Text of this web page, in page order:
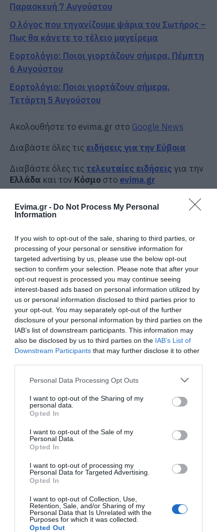
Evima.gr - Do Not Process My Personal
Information
If you wish to opt-out of the sale, sharing to third parties, or
processing of your personal or sensitive information for
targeted advertising by us, please use the below opt-out
section to confirm your selection. Please note that after your
opt-out request is processed you may continue seeing
interest-based ads based on personal information utilized by
us or personal information disclosed to third parties prior to
your opt-out. You may separately opt-out of the further
disclosure of your personal information by third parties on the
IAB’s list of downstream participants. This information may
also be disclosed by us to third parties on the IAB’s List of
Downstream Participants that may further disclose it to other
Please note that this website/app uses one or more Google
not limited to your visit or usage behaviour. You may click to
grant or deny consent to Google and its third-party tags to
use your data for below specified purposes in below Google
consent section.
Personal Data Processing Opt Outs
I want to opt-out of the Sharing of my
personal data.
Opted In
I want to opt-out of the Sale of my
Personal Data.
Opted In
I want to opt-out of processing my
Personal Data for Targeted Advertising.
Opted In
I want to opt-out of Collection, Use,
Retention, Sale, and/or Sharing of my
Personal Data that Is Unrelated with the
Purposes for which it was collected.
Opted Out
Παρασκευή 7 Αυγούστου
Ο λόγος που τηγανίζουμε ψάρια του Σωτήρος –
Πως θα κάνετε το τέλειο μαγείρεμα
Εορτολόγιο: Ποιοι γιορτάζουν σήμερα, Πέμπτη
6 Αυγούστου
Εορτολόγιο: Ποιοι γιορτάζουν σήμερα,
Τετάρτη 5 Αυγούστου
Ακολουθήστε το evima.gr στο Google News
Διαβάστε όλες τις ειδήσεις για την Εύβοια
Διαβάστε όλες τις τελευταίες ειδήσεις για την
Ελλάδα και τον Κόσμο στο evima.gr
Νέο επίδομα 600 ευρώ για
σπουδαστές: Οι δικαιούχοι
07.08.2026 | 19:00
Αυτός ο δήμος της Εύβοιας πάει
στα δικαστήρια για τις
ανεμογεννήτριες
07.08.2026 | 18:40
Τραγική κατάληξη είχε η
θαλάσσια εκδρομή για 57χρονο
Βαρύ πένθος για τον εκπαιδευτικό
από την Εύβοια που έφυγε από τη
Αυτοψία στα καμένα: 37 σπίτια
Πόρτο Γερμενό
07.08.2026 | 17:40
Εύβοια: Αυτός είναι ο 36χρονος
επιχειρηματίας πού έχασε την
ζωή του
07.08.2026 | 17:20